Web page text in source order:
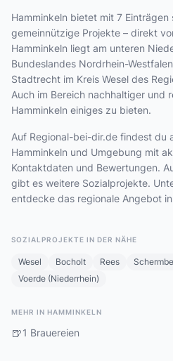
Hamminkeln bietet mit 7 Einträgen
gemeinnützige Projekte – direkt
Hamminkeln liegt am unteren
Bundeslandes Nordrhein-
Stadtrecht im Kreis Wesel des
Auch im Bereich nachhaltiger und
Hamminkeln einiges zu bieten.
Auf Regional-bei-dir.de findest du
Hamminkeln und Umgebung mit
Kontaktdaten und Bewertungen.
gibt es weitere Sozialprojekte.
entdecke das regionale Angebot
SOZIALPROJEKTE IN DER NÄHE
Wesel Bocholt Rees
Voerde (Niederrhein)
MEHR IN HAMMINKELN
🍺1 Brauereien